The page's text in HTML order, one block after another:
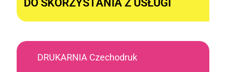
DO SKORZYSTANIA Z USŁUGI
DRUKARNIA Czechodruk